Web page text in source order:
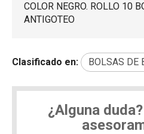
COLOR NEGRO. ROLLO 10
ANTIGOTEO
Clasificado en: BOLSAS DE
¿Alguna